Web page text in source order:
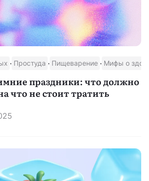
· Простуда · Пищеварение · Мифы о
праздники: что должно
что не стоит тратить